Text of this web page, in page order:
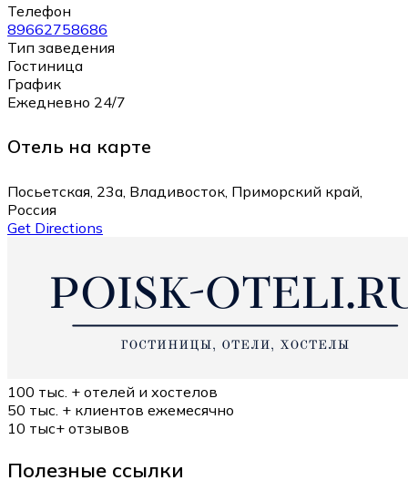
Телефон
89662758686
Тип заведения
Гостиница
График
Ежедневно 24/7
Отель на карте
Посьетская, 23а, Владивосток, Приморский край,
Россия
Get Directions
100 тыс. + отелей и хостелов
50 тыс. + клиентов ежемесячно
10 тыс+ отзывов
Полезные ссылки